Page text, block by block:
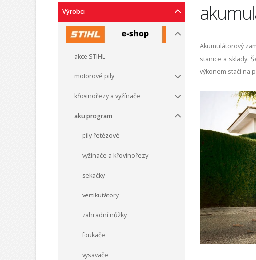
Výrobci
akce STIHL
motorové pily
křovinořezy a vyžínače
aku program
pily řetězové
vyžínače a křovinořezy
sekačky
vertikutátory
zahradní nůžky
foukače
vysavače
Akumulátorový
stanice a sklady.
výkonem stačí na